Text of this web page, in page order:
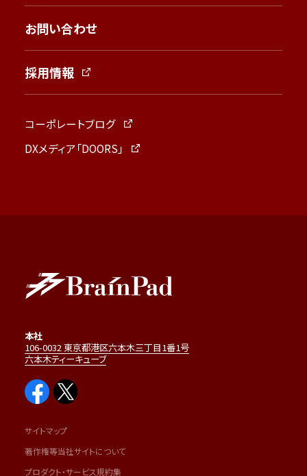
お問い合わせ
採用情報
コーポレートブログ
DXメディア「DOORS」
本社
106-0032 東京都港区六本木三丁目1番1号
六本木ティーキューブ
サイトマップ
著作権等当社サイトについて
プロダクト・サービス規約集